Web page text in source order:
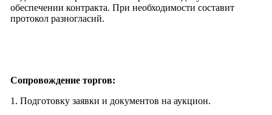
обеспечении контракта. При необходимости составит
протокол разногласий.
Сопровождение торгов:
1. Подготовку заявки и документов на аукцион.